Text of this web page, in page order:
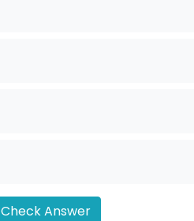
Check Answer